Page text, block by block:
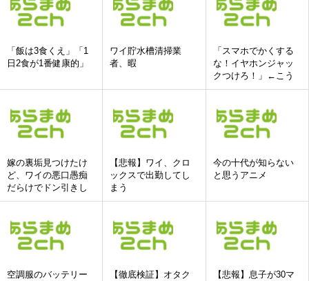
「飯は3食くえ」「1
日2食が1番健康的」
ワイ貯水槽清掃業
者、暇
「スマホでかくする
な！イヤホンジャッ
クつけろ！」←こう
いう人達ってどこい
嫁の裏垢見つけたけ
ど、ワイの悪口愚痴
だらけでドン引きし
た
【悲報】ワイ、クロ
ックスで出勤してし
まう
今の十代が知らない
と思うアニメ
空調服のバッテリー
【徹底検証】オタク
【悲報】息子が30マ